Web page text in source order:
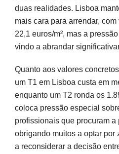
duas realidades. Lisboa
mais cara para arrendar,
22,1 euros/m², mas a
vindo a abrandar
Quanto aos valores
um T1 em Lisboa custa em
enquanto um T2 ronda os
coloca pressão especial
profissionais que procuram a
obrigando muitos a optar por
a reconsiderar a decisão